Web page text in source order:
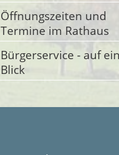
Öffnungszeiten und
Termine im Rathaus
Bürgerservice - auf
Blick